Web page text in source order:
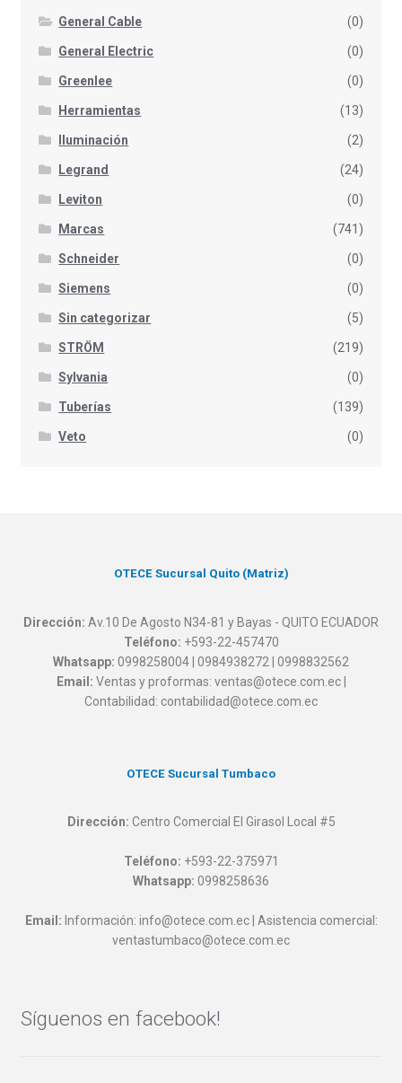
General Cable (0)
General Electric (0)
Greenlee (0)
Herramientas (13)
Iluminación (2)
Legrand (24)
Leviton (0)
Marcas (741)
Schneider (0)
Siemens (0)
Sin categorizar (5)
STRÖM (219)
Sylvania (0)
Tuberías (139)
Veto (0)
OTECE Sucursal Quito (Matriz)
Dirección: Av.10 De Agosto N34-81 y Bayas - QUITO ECUADOR
Teléfono: +593-22-457470
Whatsapp: 0998258004 | 0984938272 | 0998832562
Email: Ventas y proformas: ventas@otece.com.ec |
Contabilidad: contabilidad@otece.com.ec
OTECE Sucursal Tumbaco
Dirección: Centro Comercial El Girasol Local #5
Teléfono: +593-22-375971
Whatsapp: 0998258636
Email: Información: info@otece.com.ec | Asistencia comercial:
ventastumbaco@otece.com.ec
Síguenos en facebook!